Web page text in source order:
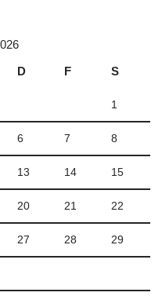
D F S
1
6 7 8
13 14 15
20 21 22
27 28 29